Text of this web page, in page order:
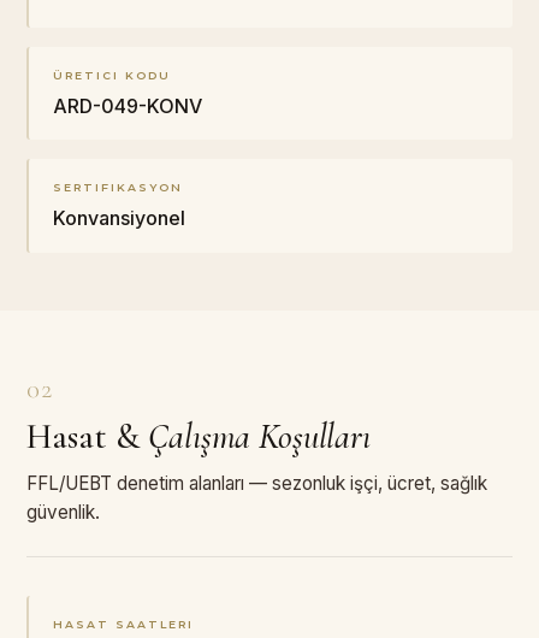
ÜRETICI KODU
ARD-049-KONV
SERTIFIKASYON
Konvansiyonel
02
Hasat & Çalışma Koşulları
FFL/UEBT denetim alanları — sezonluk işçi, ücret, sağlık
güvenlik.
HASAT SAATLERI